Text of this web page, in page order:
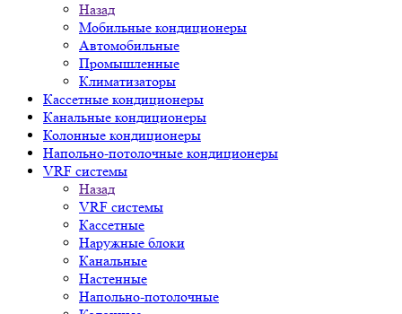
Назад
Мобильные кондиционеры
Автомобильные
Промышленные
Климатизаторы
Кассетные кондиционеры
Канальные кондиционеры
Колонные кондиционеры
Напольно-потолочные кондиционеры
VRF системы
Назад
VRF системы
Кассетные
Наружные блоки
Канальные
Настенные
Напольно-потолочные